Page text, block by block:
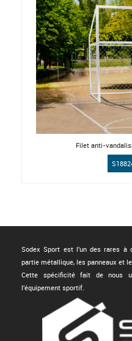
Filet anti-
Sodex Sport est l'un des rares à
partie métallique, les panneaux et
Cette spécificité fait de nous
l'équipement sportif.